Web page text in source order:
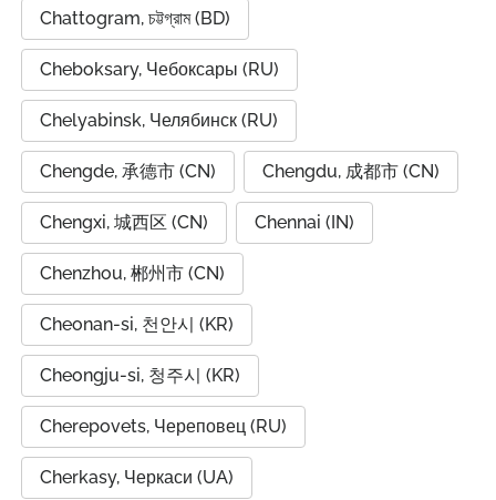
Chattogram, চট্টগ্রাম (BD)
Cheboksary, Чебоксары (RU)
Chelyabinsk, Челябинск (RU)
Chengde, 承德市 (CN) Chengdu, 成都市 (CN)
Chengxi, 城西区 (CN) Chennai (IN)
Chenzhou, 郴州市 (CN)
Cheonan-si, 천안시 (KR)
Cheongju-si, 청주시 (KR)
Cherepovets, Череповец (RU)
Cherkasy, Черкаси (UA)